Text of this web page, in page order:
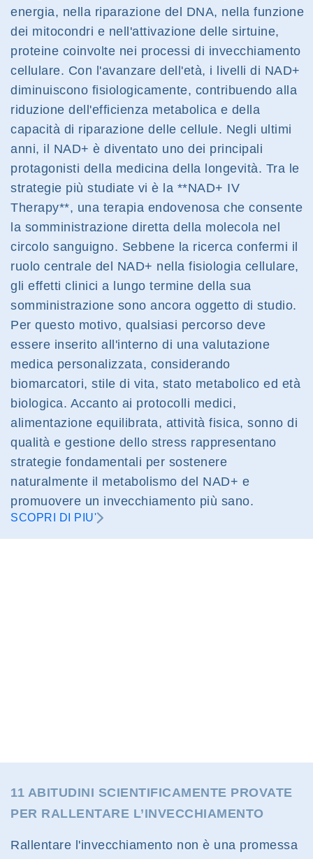
energia, nella riparazione del DNA, nella funzione
dei mitocondri e nell'attivazione delle sirtuine,
proteine coinvolte nei processi di invecchiamento
cellulare. Con l'avanzare dell'età, i livelli di NAD+
diminuiscono fisiologicamente, contribuendo alla
riduzione dell'efficienza metabolica e della
capacità di riparazione delle cellule. Negli ultimi
anni, il NAD+ è diventato uno dei principali
protagonisti della medicina della longevità. Tra le
strategie più studiate vi è la **NAD+ IV
Therapy**, una terapia endovenosa che consente
la somministrazione diretta della molecola nel
circolo sanguigno. Sebbene la ricerca confermi il
ruolo centrale del NAD+ nella fisiologia cellulare,
gli effetti clinici a lungo termine della sua
somministrazione sono ancora oggetto di studio.
Per questo motivo, qualsiasi percorso deve
essere inserito all'interno di una valutazione
medica personalizzata, considerando
biomarcatori, stile di vita, stato metabolico ed età
biologica. Accanto ai protocolli medici,
alimentazione equilibrata, attività fisica, sonno di
qualità e gestione dello stress rappresentano
strategie fondamentali per sostenere
naturalmente il metabolismo del NAD+ e
promuovere un invecchiamento più sano.
SCOPRI DI PIU'
11 ABITUDINI SCIENTIFICAMENTE PROVATE
PER RALLENTARE L’INVECCHIAMENTO
Rallentare l'invecchiamento non è una promessa